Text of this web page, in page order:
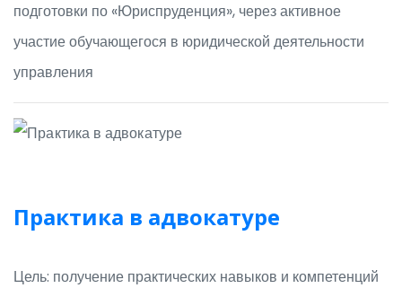
подготовки по «Юриспруденция», через активное
участие обучающегося в юридической деятельности
управления
Практика в адвокатуре
Цель: получение практических навыков и компетенций